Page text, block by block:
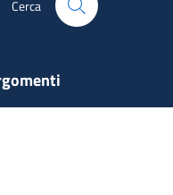
Cerca